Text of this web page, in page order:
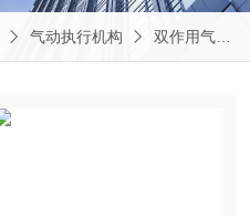
气动执行机构 双作用气动执行器